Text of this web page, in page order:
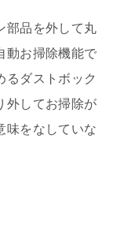
部品を外して丸
動お掃除機能で
るダストボック
外してお掃除が
味をなしていな